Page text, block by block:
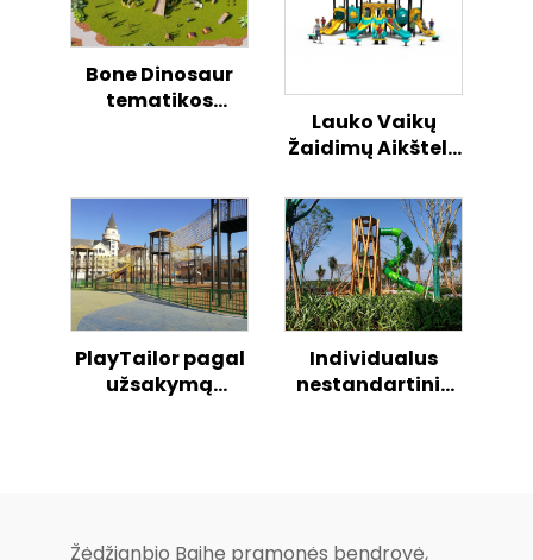
Bone Dinosaur
tematikos
komplekts
bērniem
Lauko Vaikų
Žaidimų Aikštelė
Tema,
Kombinuotasis
Slenkstis
PlayTailor pagal
užsakymą
Individualus
nestandartinis
Žėdžianbio Bajhe pramonės bendrovė,